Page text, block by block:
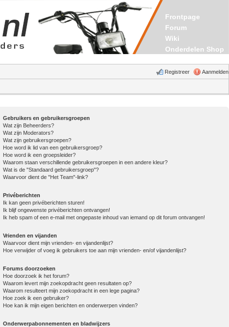
Frontpage
Forum
Wiki
Onderdelen Shop
Aanmelden
Registreer
Gebruikers en gebruikersgroepen
Wat zijn Beheerders?
Wat zijn Moderators?
Wat zijn gebruikersgroepen?
Hoe word ik lid van een gebruikersgroep?
Hoe word ik een groepsleider?
Waarom staan verschillende gebruikersgroepen in een andere kleur?
Wat is de "Standaard gebruikersgroep"?
Waarvoor dient de "Het Team"-link?
Privéberichten
Ik kan geen privéberichten sturen!
Ik blijf ongewenste privéberichten ontvangen!
Ik heb spam of een e-mail met ongepaste inhoud van iemand op dit forum ontvangen!
Vrienden en vijanden
Waarvoor dient mijn vrienden- en vijandenlijst?
Hoe verwijder of voeg ik gebruikers toe aan mijn vrienden- en/of vijandenlijst?
Forums doorzoeken
Hoe doorzoek ik het forum?
Waarom levert mijn zoekopdracht geen resultaten op?
Waarom resulteert mijn zoekopdracht in een lege pagina?
Hoe zoek ik een gebruiker?
Hoe kan ik mijn eigen berichten en onderwerpen vinden?
Onderwerpabonnementen en bladwijzers